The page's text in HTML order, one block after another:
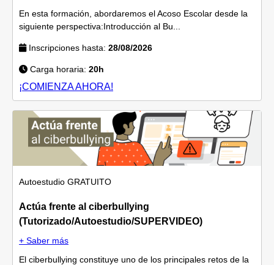
En esta formación, abordaremos el Acoso Escolar desde la
siguiente perspectiva:Introducción al Bu...
Inscripciones hasta: 28/08/2026
Carga horaria: 20h
¡COMIENZA AHORA!
Autoestudio GRATUITO
Actúa frente al ciberbullying
(Tutorizado/Autoestudio/SUPERVIDEO)
+ Saber más
El ciberbullying constituye uno de los principales retos de la